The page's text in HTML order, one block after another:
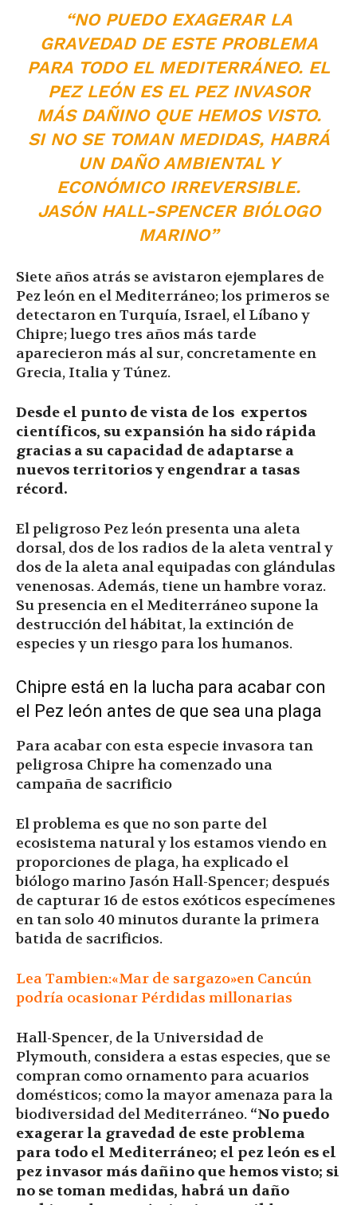
“NO PUEDO EXAGERAR LA
GRAVEDAD DE ESTE PROBLEMA
PARA TODO EL MEDITERRÁNEO. EL
PEZ LEÓN ES EL PEZ INVASOR
MÁS DAÑINO QUE HEMOS VISTO.
SI NO SE TOMAN MEDIDAS, HABRÁ
UN DAÑO AMBIENTAL Y
ECONÓMICO IRREVERSIBLE.
JASÓN HALL-SPENCER BIÓLOGO
MARINO”
Siete años atrás se avistaron ejemplares de
Pez león en el Mediterráneo; los primeros se
detectaron en Turquía, Israel, el Líbano y
Chipre; luego tres años más tarde
aparecieron más al sur, concretamente en
Grecia, Italia y Túnez.
Desde el punto de vista de los expertos
científicos, su expansión ha sido rápida
gracias a su capacidad de adaptarse a
nuevos territorios y engendrar a tasas
récord.
El peligroso Pez león presenta una aleta
dorsal, dos de los radios de la aleta ventral y
dos de la aleta anal equipadas con glándulas
venenosas. Además, tiene un hambre voraz.
Su presencia en el Mediterráneo supone la
destrucción del hábitat, la extinción de
especies y un riesgo para los humanos.
Chipre está en la lucha para acabar con
el Pez león antes de que sea una plaga
Para acabar con esta especie invasora tan
peligrosa Chipre ha comenzado una
campaña de sacrificio
El problema es que no son parte del
ecosistema natural y los estamos viendo en
proporciones de plaga, ha explicado el
biólogo marino Jasón Hall-Spencer; después
de capturar 16 de estos exóticos especímenes
en tan solo 40 minutos durante la primera
batida de sacrificios.
Lea Tambien:«Mar de sargazo»en Cancún
podría ocasionar Pérdidas millonarias
Hall-Spencer, de la Universidad de
Plymouth, considera a estas especies, que se
compran como ornamento para acuarios
domésticos; como la mayor amenaza para la
biodiversidad del Mediterráneo. “No puedo
exagerar la gravedad de este problema
para todo el Mediterráneo; el pez león es el
pez invasor más dañino que hemos visto; si
no se toman medidas, habrá un daño